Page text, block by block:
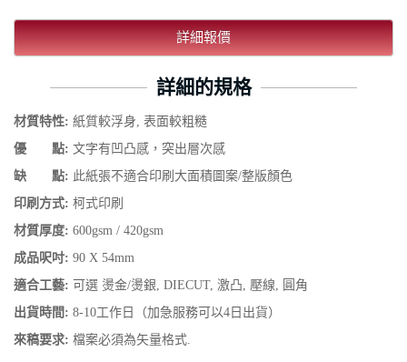
詳細報價
詳細的規格
材質特性: 紙質較浮身, 表面較粗糙
優 點: 文字有凹凸感，突出層次感
缺 點: 此紙張不適合印刷大面積圖案/整版顏色
印刷方式: 柯式印刷
材質厚度: 600gsm / 420gsm
成品呎吋: 90 X 54mm
適合工藝: 可選 燙金/燙銀, DIECUT, 激凸, 壓線, 圓角
出貨時間: 8-10工作日（加急服務可以4日出貨）
來稿要求: 檔案必須為矢量格式.